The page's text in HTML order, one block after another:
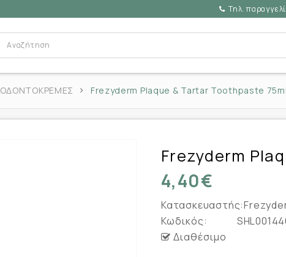
Τηλ.
ΟΔΟΝΤΟΚΡΕΜΕΣ Frezyderm Plaque & Tartar Toothpaste
Frezyderm
4,40€
Κατασκευαστής:
Κωδικός:
Διαθέσιμο